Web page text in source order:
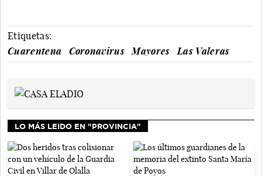
Etiquetas:
Cuarentena
Coronavirus Mayores Las Valeras
LO MÁS LEIDO EN "PROVINCIA"